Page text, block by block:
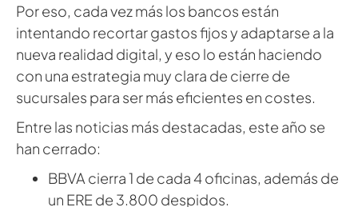
Por eso, cada vez más los bancos están
intentando recortar gastos fijos y adaptarse a la
nueva realidad digital, y eso lo están haciendo
con una estrategia muy clara de cierre de
sucursales para ser más eficientes en costes.
Entre las noticias más destacadas, este año se
han cerrado:
BBVA cierra 1 de cada 4 oficinas, además de
un ERE de 3.800 despidos.